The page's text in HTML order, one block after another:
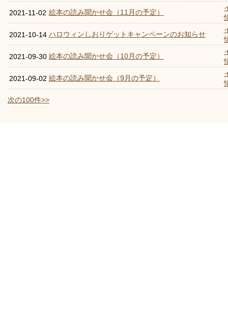
2021-11-02 絵本の読み聞かせ会（11月の予定）
2021-10-14 ハロウィンしおりゲットキャンペーンのお知らせ
2021-09-30 絵本の読み聞かせ会（10月の予定）
2021-09-02 絵本の読み聞かせ会（9月の予定）
次の100件>>